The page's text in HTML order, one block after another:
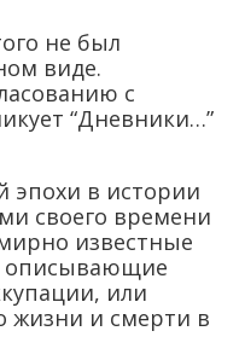
не был
виде.
с
“Дневники…”
эпохи в истории
своего времени
известные
описывающие
или
жизни и смерти в